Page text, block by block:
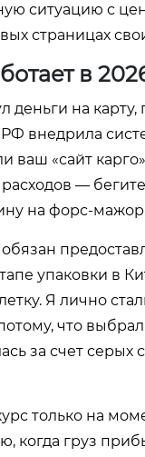
ситуацию с
страницах
в
деньги на карту,
РФ внедрила
ваш «сайт карго»
— бегите
на форс-
упаковки в
Я лично
что
за счет серых
только на
когда груз